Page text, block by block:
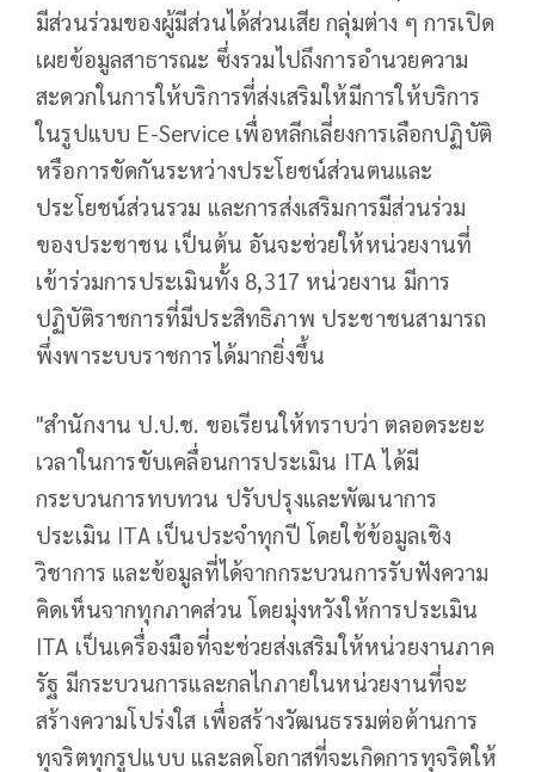
มีส่วนร่วมของผู้มีส่วนได้ส่วนเสีย กลุ่มต่าง ๆ การเปิด
เผยข้อมูลสาธารณะ ซึ่งรวมไปถึงการอำนวยความ
สะดวกในการให้บริการที่ส่งเสริมให้มีการให้บริการ
ในรูปแบบ E-Service เพื่อหลีกเลี่ยงการเลือกปฏิบัติ
หรือการขัดกันระหว่างประโยชน์ส่วนตนและ
ประโยชน์ส่วนรวม และการส่งเสริมการมีส่วนร่วม
ของประชาชน เป็นต้น อันจะช่วยให้หน่วยงานที่
เข้าร่วมการประเมินทั้ง 8,317 หน่วยงาน มีการ
ปฏิบัติราชการที่มีประสิทธิภาพ ประชาชนสามารถ
พึ่งพาระบบราชการได้มากยิ่งขึ้น
​"สำนักงาน ป.ป.ช. ขอเรียนให้ทราบว่า ตลอดระยะ
เวลาในการขับเคลื่อนการประเมิน ITA ได้มี
กระบวนการทบทวน ปรับปรุงและพัฒนาการ
ประเมิน ITA เป็นประจำทุกปี โดยใช้ข้อมูลเชิง
วิชาการ และข้อมูลที่ได้จากกระบวนการรับฟังความ
คิดเห็นจากทุกภาคส่วน โดยมุ่งหวังให้การประเมิน
ITA เป็นเครื่องมือที่จะช่วยส่งเสริมให้หน่วยงานภาค
รัฐ มีกระบวนการและกลไกภายในหน่วยงานที่จะ
สร้างความโปร่งใส เพื่อสร้างวัฒนธรรมต่อต้านการ
ทุจริตทุกรูปแบบ และลดโอกาสที่จะเกิดการทุจริตให้